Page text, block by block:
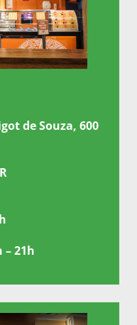
de Souza, 600
– 21h